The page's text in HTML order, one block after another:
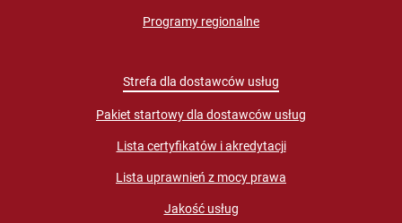
Programy regionalne
Strefa dla dostawców usług
Pakiet startowy dla dostawców usług
Lista certyfikatów i akredytacji
Lista uprawnień z mocy prawa
Jakość usług